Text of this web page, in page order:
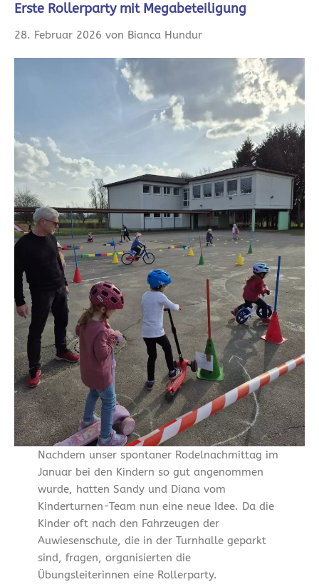
Erste Rollerparty mit Megabeteiligung
28. Februar 2026 von Bianca Hundur
Nachdem unser spontaner Rodelnachmittag im
Januar bei den Kindern so gut angenommen
wurde, hatten Sandy und Diana vom
Kinderturnen-Team nun eine neue Idee. Da die
Kinder oft nach den Fahrzeugen der
Auwiesenschule, die in der Turnhalle geparkt
sind, fragen, organisierten die
Übungsleiterinnen eine Rollerparty.